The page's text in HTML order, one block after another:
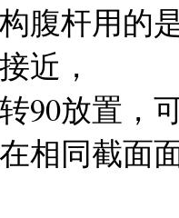
腹杆用的
近，
90放置，
相同截面